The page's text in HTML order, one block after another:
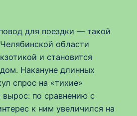
для поездки — такой
области
и становится
Накануне длинных
спрос на «тихие»
по сравнению с
к ним увеличился на